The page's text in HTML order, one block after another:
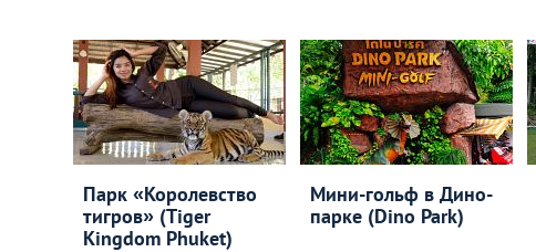
Парк «Королевство
тигров» (Tiger
Kingdom Phuket)
Мини-гольф в Дино-
парке (Dino Park)